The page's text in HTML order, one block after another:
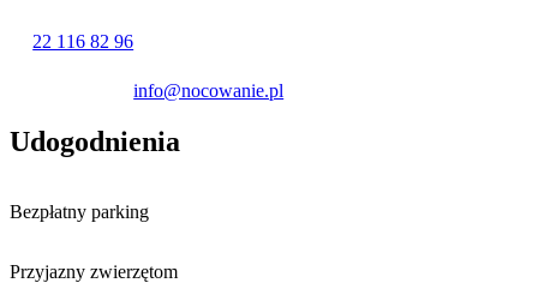
Dzięki swojemu położeniu i dostępnym udogodnieniom, apartament
w celach turystycznych, jak i rodzin.
22 116 82 96
info@nocowanie.pl
Udogodnienia
Bezpłatny parking
Przyjazny zwierzętom